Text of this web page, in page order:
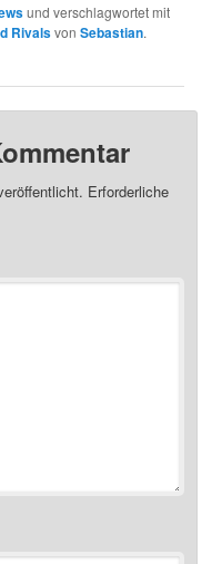
und verschlagwortet mit
RivalsvonSebastian.
Erforderliche